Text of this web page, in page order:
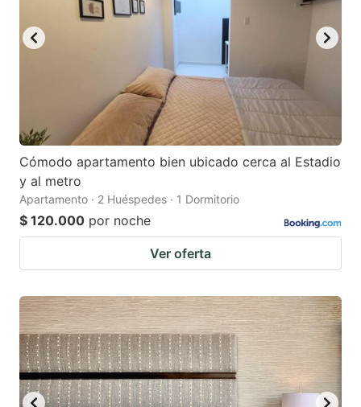
Cómodo apartamento bien ubicado cerca al Estadio
y al metro
Apartamento · 2 Huéspedes · 1 Dormitorio
$ 120.000 por noche
Ver oferta